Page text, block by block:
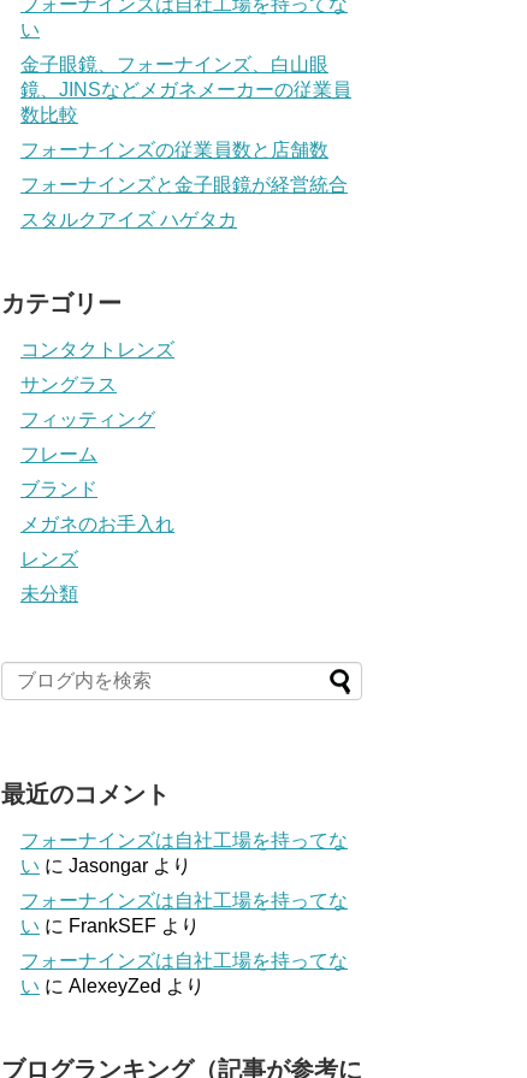
フォーナインズは自社工場を持ってな
い
金子眼鏡、フォーナインズ、白山眼
鏡、JINSなどメガネメーカーの従業員
数比較
フォーナインズの従業員数と店舗数
フォーナインズと金子眼鏡が経営統合
スタルクアイズ ハゲタカ
カテゴリー
コンタクトレンズ
サングラス
フィッティング
フレーム
ブランド
メガネのお手入れ
レンズ
未分類
最近のコメント
フォーナインズは自社工場を持ってな
い に Jasongar より
フォーナインズは自社工場を持ってな
い に FrankSEF より
フォーナインズは自社工場を持ってな
い に AlexeyZed より
ブログランキング（記事が参考に